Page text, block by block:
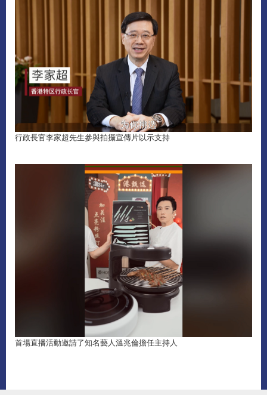
行政長官李家超先生參與拍攝宣傳片以示支持
首場直播活動邀請了知名藝人溫兆倫擔任主持人